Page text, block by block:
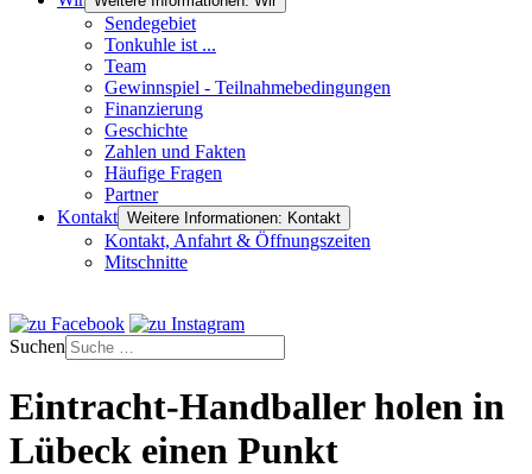
Sendegebiet
Tonkuhle ist ...
Team
Gewinnspiel - Teilnahmebedingungen
Finanzierung
Geschichte
Zahlen und Fakten
Häufige Fragen
Partner
Kontakt Weitere Informationen: Kontakt
Kontakt, Anfahrt & Öffnungszeiten
Mitschnitte
Suchen
Eintracht-Handballer holen in
Lübeck einen Punkt